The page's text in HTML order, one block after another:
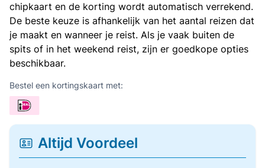
chipkaart en de korting wordt automatisch verrekend.
De beste keuze is afhankelijk van het aantal reizen dat
je maakt en wanneer je reist. Als je vaak buiten de
spits of in het weekend reist, zijn er goedkope opties
beschikbaar.
Bestel een kortingskaart met:
Altijd Voordeel